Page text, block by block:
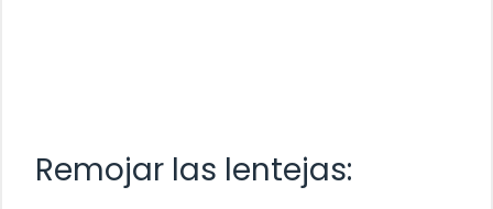
Remojar las lentejas: